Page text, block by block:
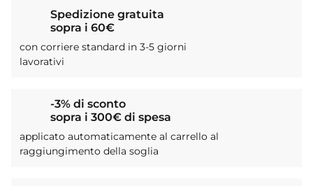
Spedizione gratuita
sopra i 60€
con corriere standard in 3-5 giorni
lavorativi
-3% di sconto
sopra i 300€ di spesa
applicato automaticamente al carrello al
raggiungimento della soglia